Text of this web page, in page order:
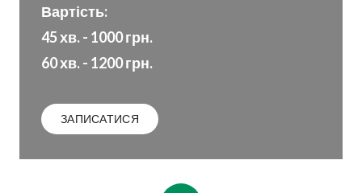
Вартість:
45 хв. - 1000 грн.
60 хв. - 1200 грн.
ЗАПИСАТИСЯ